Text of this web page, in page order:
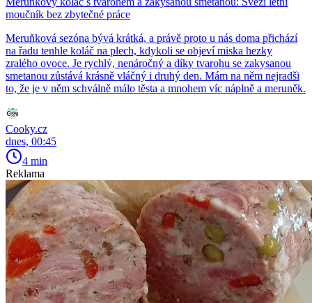
moučník bez zbytečné práce
Meruňková sezóna bývá krátká, a právě proto u nás doma přichází
na řadu tenhle koláč na plech, kdykoli se objeví miska hezky
zralého ovoce. Je rychlý, nenáročný a díky tvarohu se zakysanou
smetanou zůstává krásně vláčný i druhý den. Mám na něm nejradši
to, že je v něm schválně málo těsta a mnohem víc náplně a meruněk.
Cooky.cz
dnes, 00:45
4 min
Reklama